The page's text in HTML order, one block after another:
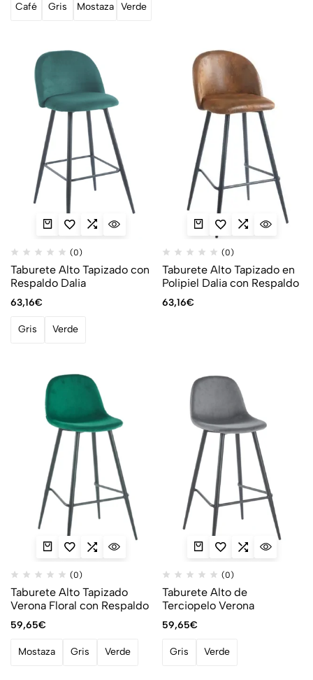
Café Gris Mostaza Verde
(0)
Taburete Alto Tapizado con
Respaldo Dalia
63,16€
Gris Verde
(0)
Taburete Alto Tapizado en
Polipiel Dalia con Respaldo
63,16€
(0)
Taburete Alto Tapizado
Verona Floral con Respaldo
59,65€
Mostaza Gris Verde
(0)
Taburete Alto de
Terciopelo Verona
59,65€
Gris Verde